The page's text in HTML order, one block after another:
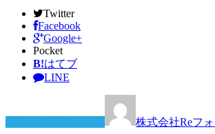
Twitter
Facebook
Google+
Pocket
B!はてブ
LINE
株式会社Reフ